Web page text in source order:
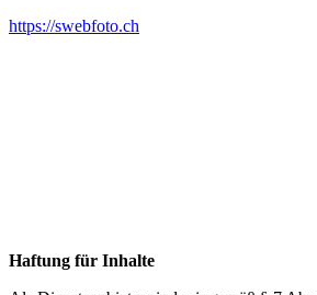
https://swebfoto.ch
Haftung für Inhalte